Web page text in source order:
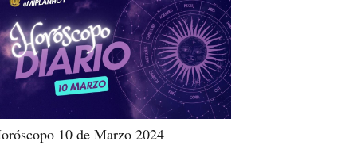
10 de Marzo 2024